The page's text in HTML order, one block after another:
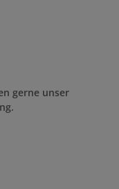
gerne unser